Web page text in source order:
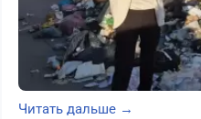
Читать дальше →